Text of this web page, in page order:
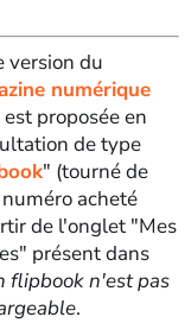
version du
numérique
proposée en
de type
" (tourné de
acheté
de l'onglet "Mes
présent dans
flipbook n'est pas
.